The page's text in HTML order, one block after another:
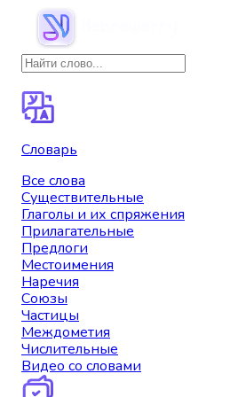
Словарь
Все слова
Существительные
Глаголы и их спряжения
Прилагательные
Предлоги
Местоимения
Наречия
Союзы
Частицы
Междометия
Числительные
Видео со словами